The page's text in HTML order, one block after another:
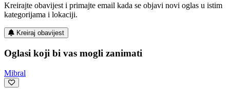
Kreirajte obavijest i primajte email kada se objavi novi oglas u istim
kategorijama i lokaciji.
Kreiraj obavijest
Oglasi koji bi vas mogli zanimati
Mibral